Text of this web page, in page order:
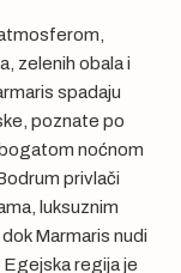
zelenih obala i
spadaju
poznate po
noćnom
privlači
luksuznim
Marmaris nudi
regija je